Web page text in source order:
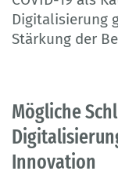
Digitalisierung
Stärkung der
Mögliche
Innovation